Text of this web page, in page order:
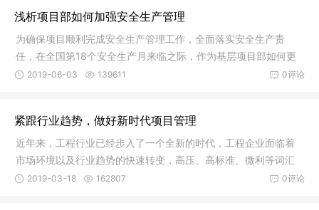
浅析项目部如何加强安全生产管理
为确保项目顺利完成安全生产管理工作，全面落实安全生产责
任，在全国第18个安全生产月来临之际，作为基层项目部如何更
好落实好防
0评论
2019-06-03 139611
紧跟行业趋势，做好新时代项目管理
近年来，工程行业已经步入了一个全新的时代，工程企业面临着
市场环境以及行业趋势的快速转变，高压、高标准、微利等词汇
已经成为
0评论
2019-03-18 162807